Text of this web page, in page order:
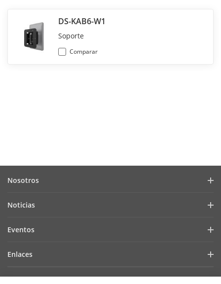
DS-KAB6-W1
Soporte
Comparar
Nosotros
Ciberseguridad
Noticias
Casos de éxito
Eventos
Enlaces